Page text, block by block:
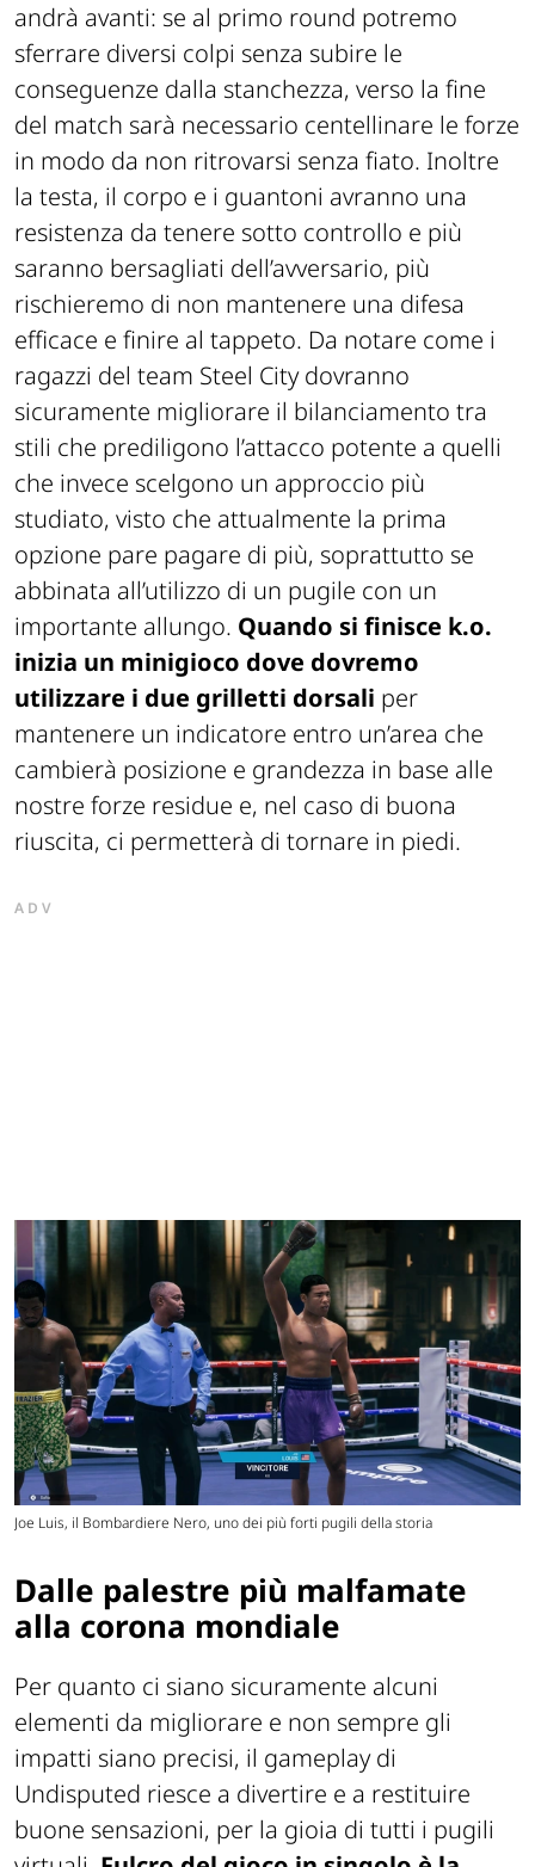
andrà avanti: se al primo round potremo
sferrare diversi colpi senza subire le
conseguenze dalla stanchezza, verso la fine
del match sarà necessario centellinare le forze
in modo da non ritrovarsi senza fiato. Inoltre
la testa, il corpo e i guantoni avranno una
resistenza da tenere sotto controllo e più
saranno bersagliati dell’avversario, più
rischieremo di non mantenere una difesa
efficace e finire al tappeto. Da notare come i
ragazzi del team Steel City dovranno
sicuramente migliorare il bilanciamento tra
stili che prediligono l’attacco potente a quelli
che invece scelgono un approccio più
studiato, visto che attualmente la prima
opzione pare pagare di più, soprattutto se
abbinata all’utilizzo di un pugile con un
importante allungo. Quando si finisce k.o.
inizia un minigioco dove dovremo
utilizzare i due grilletti dorsali per
mantenere un indicatore entro un’area che
cambierà posizione e grandezza in base alle
nostre forze residue e, nel caso di buona
riuscita, ci permetterà di tornare in piedi.
ADV
Joe Luis, il Bombardiere Nero, uno dei più forti pugili della storia
Dalle palestre più malfamate
alla corona mondiale
Per quanto ci siano sicuramente alcuni
elementi da migliorare e non sempre gli
impatti siano precisi, il gameplay di
Undisputed riesce a divertire e a restituire
buone sensazioni, per la gioia di tutti i pugili